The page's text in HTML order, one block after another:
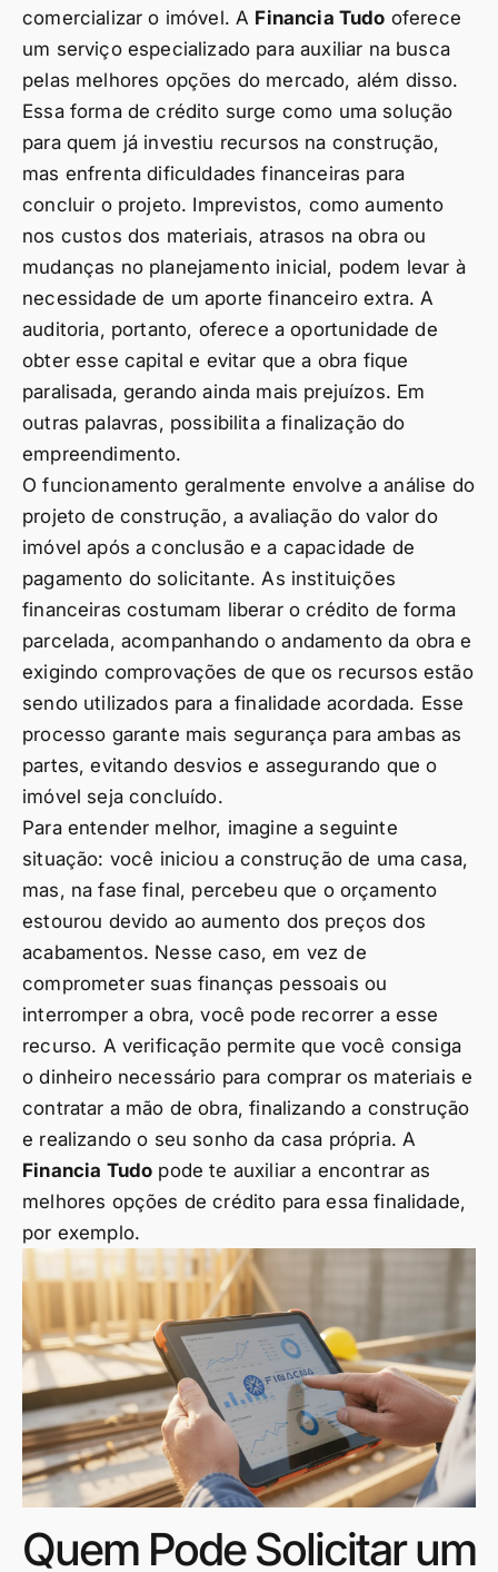
comercializar o imóvel. A Financia Tudo oferece
um serviço especializado para auxiliar na busca
pelas melhores opções do mercado, além disso.
Essa forma de crédito surge como uma solução
para quem já investiu recursos na construção,
mas enfrenta dificuldades financeiras para
concluir o projeto. Imprevistos, como aumento
nos custos dos materiais, atrasos na obra ou
mudanças no planejamento inicial, podem levar à
necessidade de um aporte financeiro extra. A
auditoria, portanto, oferece a oportunidade de
obter esse capital e evitar que a obra fique
paralisada, gerando ainda mais prejuízos. Em
outras palavras, possibilita a finalização do
empreendimento.
O funcionamento geralmente envolve a análise do
projeto de construção, a avaliação do valor do
imóvel após a conclusão e a capacidade de
pagamento do solicitante. As instituições
financeiras costumam liberar o crédito de forma
parcelada, acompanhando o andamento da obra e
exigindo comprovações de que os recursos estão
sendo utilizados para a finalidade acordada. Esse
processo garante mais segurança para ambas as
partes, evitando desvios e assegurando que o
imóvel seja concluído.
Para entender melhor, imagine a seguinte
situação: você iniciou a construção de uma casa,
mas, na fase final, percebeu que o orçamento
estourou devido ao aumento dos preços dos
acabamentos. Nesse caso, em vez de
comprometer suas finanças pessoais ou
interromper a obra, você pode recorrer a esse
recurso. A verificação permite que você consiga
o dinheiro necessário para comprar os materiais e
contratar a mão de obra, finalizando a construção
e realizando o seu sonho da casa própria. A
Financia Tudo pode te auxiliar a encontrar as
melhores opções de crédito para essa finalidade,
por exemplo.
Quem Pode Solicitar um